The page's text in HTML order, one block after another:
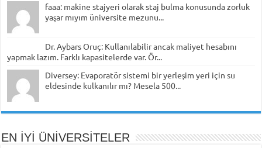
faaa: makine stajyeri olarak staj bulma konusunda zorluk
yaşar mıyım üniversite mezunu...
Dr. Aybars Oruç: Kullanılabilir ancak maliyet hesabını
yapmak lazım. Farklı kapasitelerde var. Ör...
Diversey: Evaporatör sistemi bir yerleşim yeri için su
eldesinde kulkanılır mı? Mesela 500...
EN İYİ ÜNİVERSİTELER